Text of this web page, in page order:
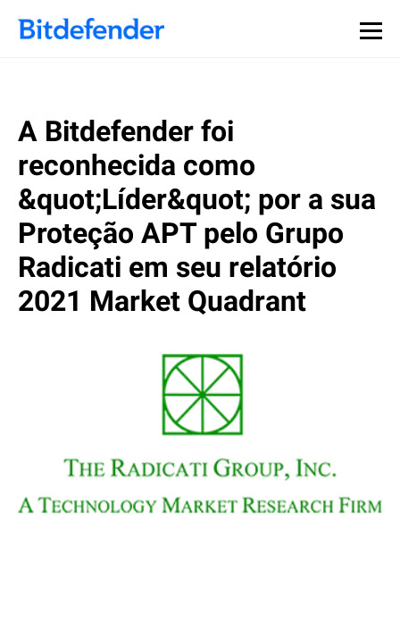
A Bitdefender foi
reconhecida como
&quot;Líder&quot; por a sua
Proteção APT pelo Grupo
Radicati em seu relatório
2021 Market Quadrant